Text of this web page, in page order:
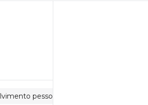
pessoal